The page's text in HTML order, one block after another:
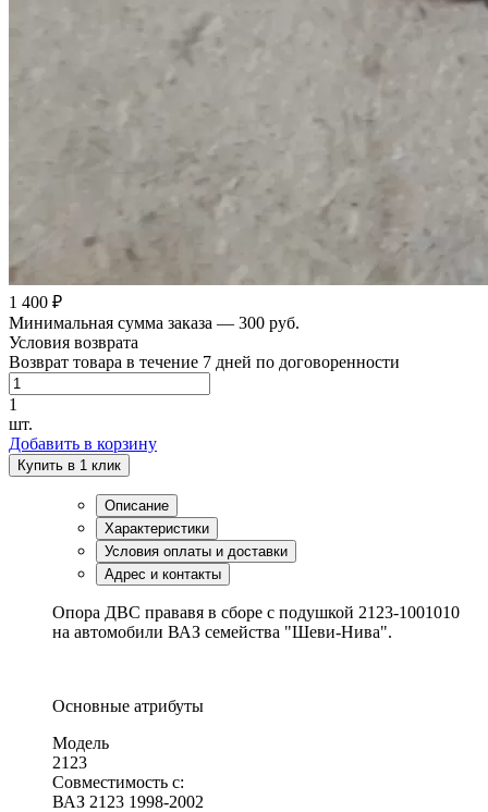
1 400 ₽
Минимальная сумма заказа — 300 руб.
Условия возврата
Возврат товара в течение 7 дней по договоренности
1
шт.
Добавить в корзину
Купить в 1 клик
Описание
Характеристики
Условия оплаты и доставки
Адрес и контакты
Опора ДВС прававя в сборе с подушкой 2123-1001010
на автомобили ВАЗ семейства "Шеви-Нива".
Основные атрибуты
Модель
2123
Совместимость с:
ВАЗ 2123 1998-2002